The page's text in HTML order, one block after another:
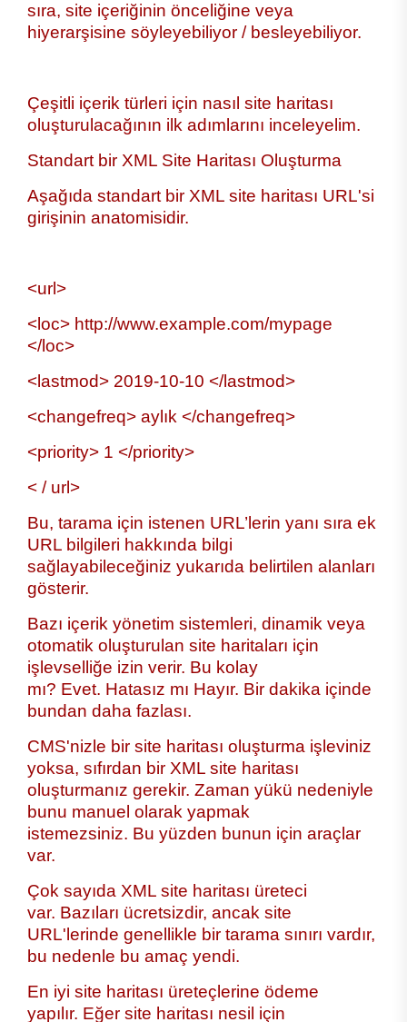
sıra, site içeriğinin önceliğine veya
hiyerarşisine söyleyebiliyor / besleyebiliyor.
Çeşitli içerik türleri için nasıl site haritası
oluşturulacağının ilk adımlarını inceleyelim.
Standart bir XML Site Haritası Oluşturma
Aşağıda standart bir XML site haritası URL'si
girişinin anatomisidir.
<url>
<loc> http://www.example.com/mypage
</loc>
<lastmod> 2019-10-10 </lastmod>
<changefreq> aylık </changefreq>
<priority> 1 </priority>
< / url>
Bu, tarama için istenen URL’lerin yanı sıra ek
URL bilgileri hakkında bilgi
sağlayabileceğiniz yukarıda belirtilen alanları
gösterir.
Bazı içerik yönetim sistemleri, dinamik veya
otomatik oluşturulan site haritaları için
işlevselliğe izin verir. Bu kolay
mı? Evet. Hatasız mı Hayır. Bir dakika içinde
bundan daha fazlası.
CMS'nizle bir site haritası oluşturma işleviniz
yoksa, sıfırdan bir XML site haritası
oluşturmanız gerekir. Zaman yükü nedeniyle
bunu manuel olarak yapmak
istemezsiniz. Bu yüzden bunun için araçlar
var.
Çok sayıda XML site haritası üreteci
var. Bazıları ücretsizdir, ancak site
URL'lerinde genellikle bir tarama sınırı vardır,
bu nedenle bu amaç yendi.
En iyi site haritası üreteçlerine ödeme
yapılır. Eğer site haritası nesil için